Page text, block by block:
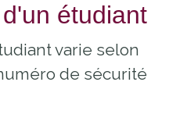
étudiant
varie selon
de sécurité